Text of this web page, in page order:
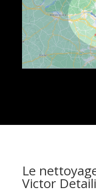
Le
Victor